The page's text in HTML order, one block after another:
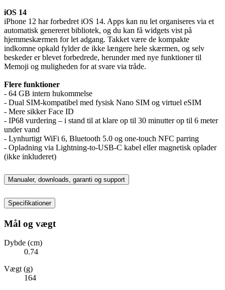
iOS 14
iPhone 12 har forbedret iOS 14. Apps kan nu let organiseres via et
automatisk genereret bibliotek, og du kan få widgets vist på
hjemmeskærmen for let adgang. Takket være de kompakte
indkomne opkald fylder de ikke længere hele skærmen, og selv
beskeder er blevet forbedrede, herunder med nye funktioner til
Memoji og muligheden for at svare via tråde.
Flere funktioner
- 64 GB intern hukommelse
- Dual SIM-kompatibel med fysisk Nano SIM og virtuel eSIM
- Mere sikker Face ID
- IP68 vurdering – i stand til at klare op til 30 minutter op til 6 meter
under vand
- Lynhurtigt WiFi 6, Bluetooth 5.0 og one-touch NFC parring
- Opladning via Lightning-to-USB-C kabel eller magnetisk oplader
(ikke inkluderet)
Manualer, downloads, garanti og support
Specifikationer
Mål og vægt
Dybde (cm)
0.74
Vægt (g)
164